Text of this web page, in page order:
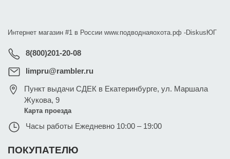
Интернет магазин #1 в России www.подводнаяохота.рф -DiskusЮГ
8(800)201-20-08
limpru@rambler.ru
Пункт выдачи СДЕК в Екатеринбурге,ул. Маршала
Жукова, 9
Карта проезда
Часы работы Ежедневно 10:00 – 19:00
ПОКУПАТЕЛЮ